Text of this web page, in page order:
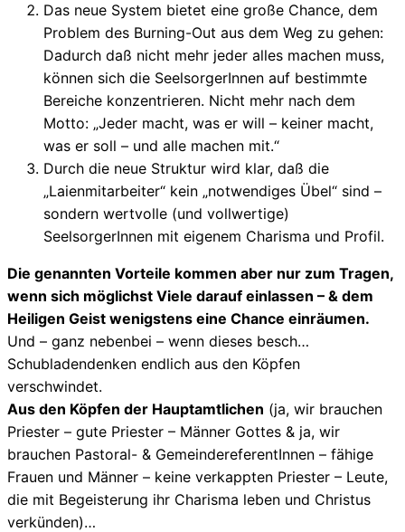
Das neue System bietet eine große Chance, dem
Problem des Burning-Out aus dem Weg zu gehen:
Dadurch daß nicht mehr jeder alles machen muss,
können sich die SeelsorgerInnen auf bestimmte
Bereiche konzentrieren. Nicht mehr nach dem
Motto: „Jeder macht, was er will – keiner macht,
was er soll – und alle machen mit.“
Durch die neue Struktur wird klar, daß die
„Laienmitarbeiter“ kein „notwendiges Übel“ sind –
sondern wertvolle (und vollwertige)
SeelsorgerInnen mit eigenem Charisma und Profil.
Die genannten Vorteile kommen aber nur zum Tragen,
wenn sich möglichst Viele darauf einlassen – & dem
Heiligen Geist wenigstens eine Chance einräumen.
Und – ganz nebenbei – wenn dieses besch…
Schubladendenken endlich aus den Köpfen
verschwindet.
Aus den Köpfen der Hauptamtlichen (ja, wir brauchen
Priester – gute Priester – Männer Gottes & ja, wir
brauchen Pastoral- & GemeindereferentInnen – fähige
Frauen und Männer – keine verkappten Priester – Leute,
die mit Begeisterung ihr Charisma leben und Christus
verkünden)…